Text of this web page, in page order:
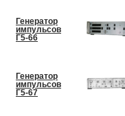
Генератор
импульсов
Г5-66
Генератор
импульсов
Г5-67